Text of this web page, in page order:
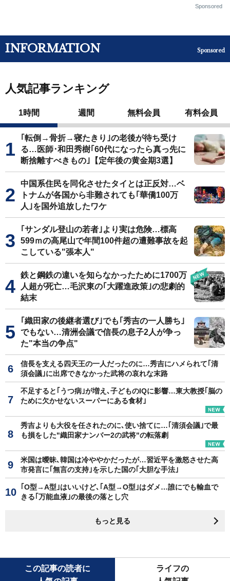
Sponsored
INFORMATION Sponsored
人気記事ランキング
1時間 週間 無料会員 有料会員
｢転倒→骨折→寝たきり｣の老後が待ち受け
る…医師･和田秀樹｢60代になったら真っ先に
断捨離すべきもの｣【定年後の黄金期3選】
中国系住民を同化させたタイとは正反対…ベ
トナムが各国から非難されても｢華僑100万
人｣を国外追放したワケ
｢サンダル登山の若者｣より実は危険…標高
599ｍの高尾山で年間100件超の遭難事故を起
こしている"張本人"
鉄と鋼鉄の違いを知らなかったために1700万
人超が死亡…毛沢東の｢大躍進政策｣の悲劇的
結末
｢織田家の後継者選び｣でも｢秀吉の一人勝ち｣
でもない…清洲会議で信長の息子2人が争っ
た"本当の争点"
信長を支える四天王の一人だったのに…秀吉にハメられて｢清
須会議｣に出席できなかった武将の哀れな末路
不足すると｢うつ病｣が増え､子どものIQに影響…東大教授｢脳の
ために欠かせないスーパーにある食材｣
秀吉よりも大役を任されたのに､使い捨てに…｢清須会議｣で最
も損をした"織田家ナンバー2の武将"の転落劇
米国は曖昧､韓国は冷ややかだったが…習近平を激怒させた高
市発言に｢無言の支持｣を示した国の｢大胆な手法｣
｢O型→A型｣はいいけど､｢A型→O型｣はダメ…誰にでも輸血で
きる｢万能血液｣の最後の落とし穴
もっと見る
この記事の読者に
ライフの